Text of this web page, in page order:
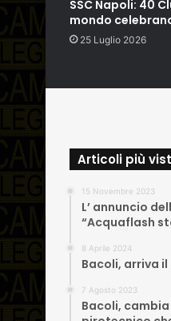
SSC Napoli: 40
mondo
25 Luglio 2026
Articoli più
15 Novembre 2023
L’ annuncio
“Acquaflash
8 Aprile 2024
Bacoli, arriva il
7 Agosto 2023
Bacoli,